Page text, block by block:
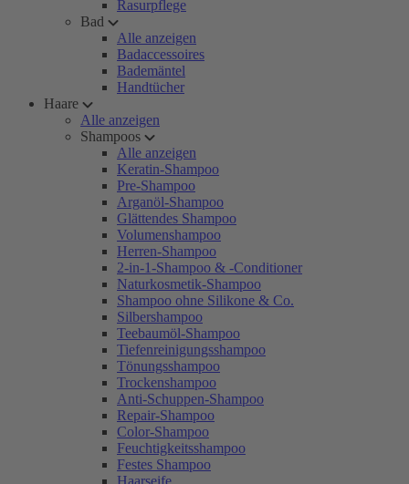
Rasurpflege
Bad
Alle anzeigen
Badaccessoires
Bademäntel
Handtücher
Haare
Alle anzeigen
Shampoos
Alle anzeigen
Keratin-Shampoo
Pre-Shampoo
Arganöl-Shampoo
Glättendes Shampoo
Volumenshampoo
Herren-Shampoo
2-in-1-Shampoo & -Conditioner
Naturkosmetik-Shampoo
Shampoo ohne Silikone & Co.
Silbershampoo
Teebaumöl-Shampoo
Tiefenreinigungsshampoo
Tönungsshampoo
Trockenshampoo
Anti-Schuppen-Shampoo
Repair-Shampoo
Color-Shampoo
Feuchtigkeitsshampoo
Festes Shampoo
Haarseife